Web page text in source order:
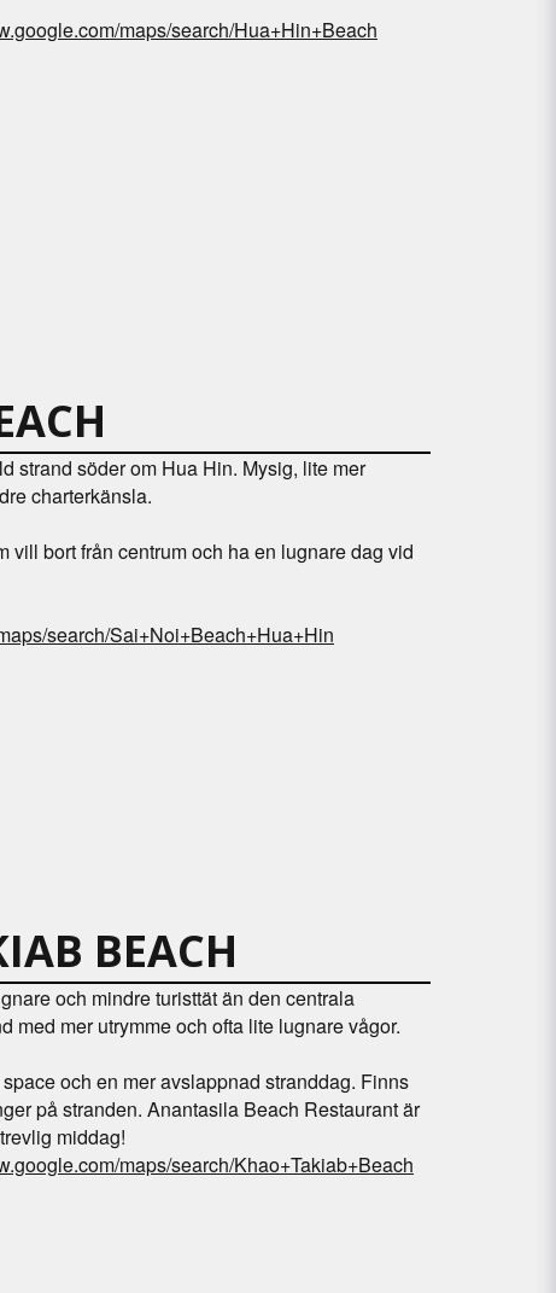
maps/search/Hua+Hin+Beach
strand söder om Hua Hin. Mysig, lite mer
charterkänsla.
vill bort från centrum och ha en lugnare dag vid
search/Sai+Noi+Beach+Hua+Hin
BEACH
och mindre turisttät än den centrala
med mer utrymme och ofta lite lugnare vågor.
och en mer avslappnad stranddag. Finns
på stranden. Anantasila Beach Restaurant är
middag!
maps/search/Khao+Takiab+Beach